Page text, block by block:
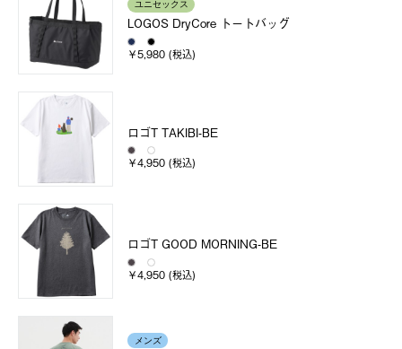
ユニセックス
LOGOS DryCore トートバッグ
￥5,980 (税込)
ロゴT TAKIBI-BE
￥4,950 (税込)
ロゴT GOOD MORNING-BE
￥4,950 (税込)
メンズ